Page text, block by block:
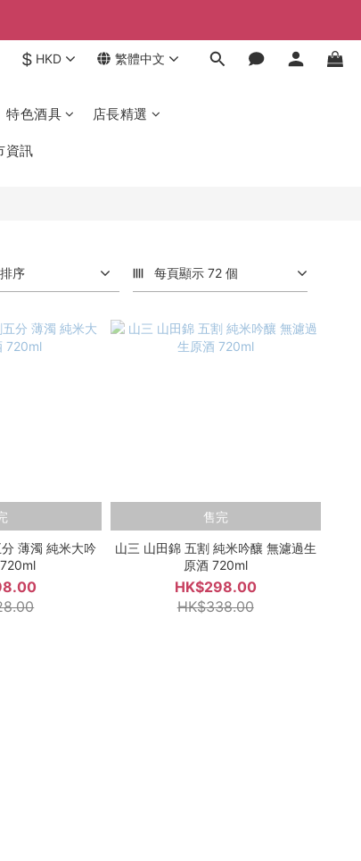
$ HKD 繁體中文
特色酒具 店長精選
資訊
序 每頁顯示 72 個
薄濁 純米大吟
售完
山三 山田錦 五割 純米吟釀 無濾過生
原酒 720ml
HK$298.00
HK$338.00